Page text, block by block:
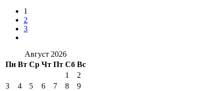
1
2
3
Август 2026
Пн Вт Ср Чт Пт Сб Вс
1
2
3
4 5 6 7 8
9